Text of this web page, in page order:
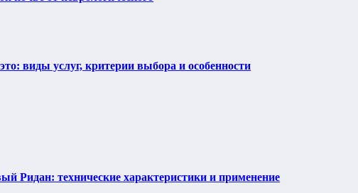
виды услуг, критерии выбора и особенности
Ридан: технические характеристики и применение